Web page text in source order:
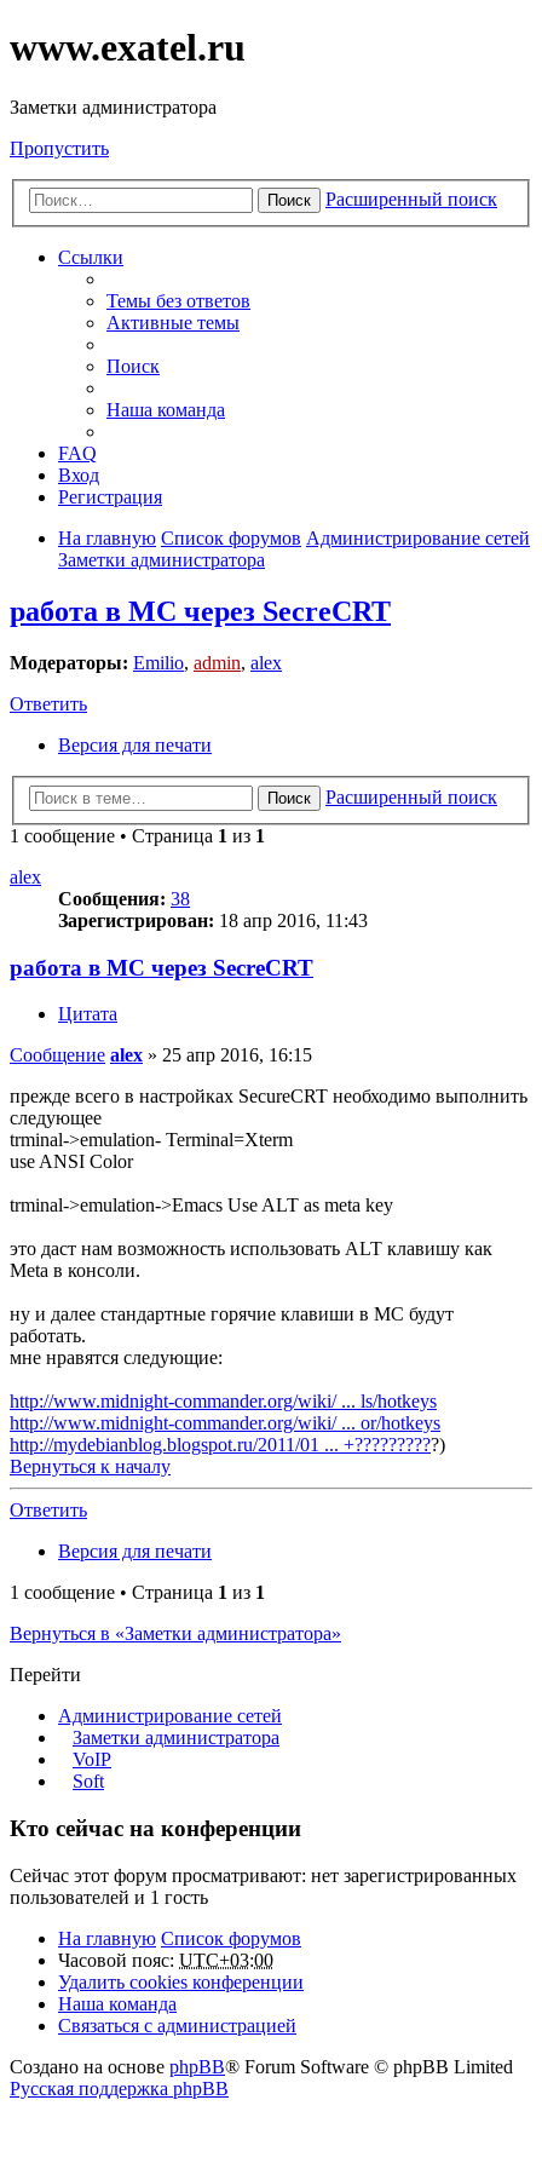
www.exatel.ru
Заметки администратора
Пропустить
Поиск Расширенный поиск
Ссылки
Темы без ответов
Активные темы
Поиск
Наша команда
FAQ
Вход
Регистрация
На главную Список форумов Администрирование сетей
Заметки администратора
работа в MC через SecreCRT
Модераторы: Emilio, admin, alex
Ответить
Версия для печати
Поиск
Расширенный поиск
1 сообщение • Страница 1 из 1
alex
Сообщения: 38
Зарегистрирован: 18 апр 2016, 11:43
работа в MC через SecreCRT
Цитата
Сообщение alex » 25 апр 2016, 16:15
прежде всего в настройках SecureCRT необходимо выполнить
следующее
trminal->emulation- Terminal=Xterm
use ANSI Color
trminal->emulation->Emacs Use ALT as meta key
это даст нам возможность использовать ALT клавишу как
Meta в консоли.
ну и далее стандартные горячие клавиши в MC будут
работать.
мне нравятся следующие:
http://www.midnight-commander.org/wiki/ ... ls/hotkeys
http://www.midnight-commander.org/wiki/ ... or/hotkeys
http://mydebianblog.blogspot.ru/2011/01 ... +??????????)
Вернуться к началу
Ответить
Версия для печати
1 сообщение • Страница 1 из 1
Вернуться в «Заметки администратора»
Перейти
Администрирование сетей
Заметки администратора
VoIP
Soft
Кто сейчас на конференции
Сейчас этот форум просматривают: нет зарегистрированных
пользователей и 1 гость
На главную Список форумов
Часовой пояс: UTC+03:00
Удалить cookies конференции
Наша команда
Связаться с администрацией
Создано на основе phpBB® Forum Software © phpBB Limited
Русская поддержка phpBB